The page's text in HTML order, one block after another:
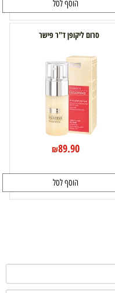
הוסף לסל
סרום ליקופן ד"ר פישר
₪89.90
הוסף לסל